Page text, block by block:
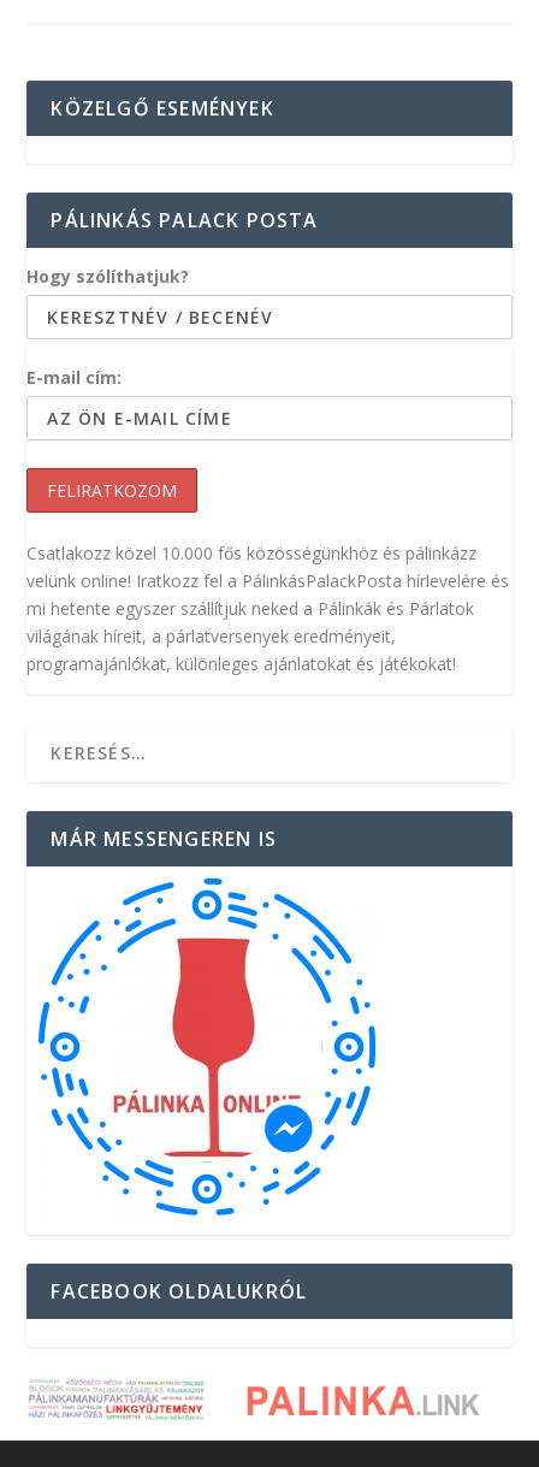
KÖZELGŐ ESEMÉNYEK
PÁLINKÁS PALACK POSTA
Hogy szólíthatjuk?
E-mail cím:
Csatlakozz közel 10.000 fős közösségünkhöz és pálinkázz
velünk online! Iratkozz fel a PálinkásPalackPosta hírlevelére és
mi hetente egyszer szállítjuk neked a Pálinkák és Párlatok
világának híreit, a párlatversenyek eredményeit,
programajánlókat, különleges ajánlatokat és játékokat!
MÁR MESSENGEREN IS
FACEBOOK OLDALUKRÓL